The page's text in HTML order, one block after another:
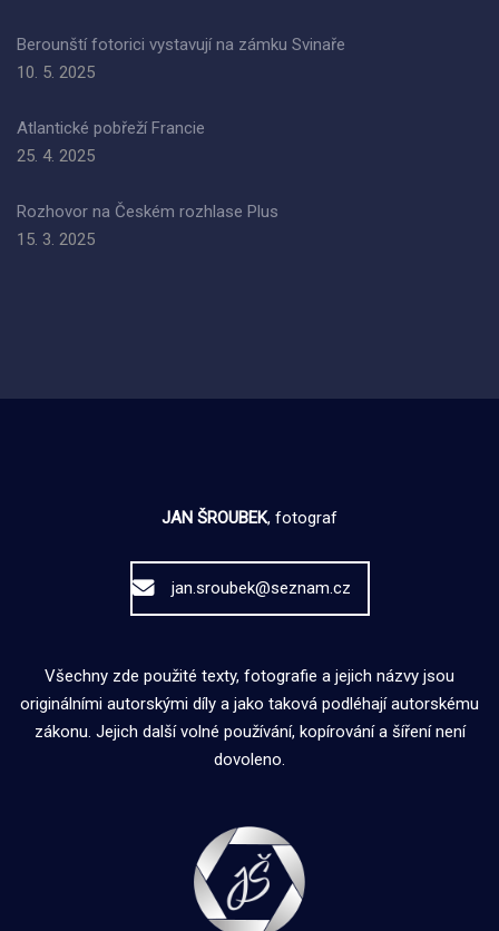
Berounští fotorici vystavují na zámku Svinaře
10. 5. 2025
Atlantické pobřeží Francie
25. 4. 2025
Rozhovor na Českém rozhlase Plus
15. 3. 2025
JAN ŠROUBEK, fotograf
jan.sroubek@seznam.cz
Všechny zde použité texty, fotografie a jejich názvy jsou
originálními autorskými díly a jako taková podléhají autorskému
zákonu. Jejich další volné používání, kopírování a šíření není
dovoleno.